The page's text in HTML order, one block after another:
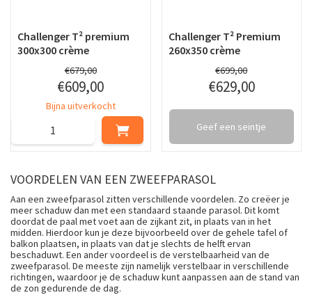
Challenger T² premium
300x300 crème
€679,00
€609,00
Bijna uitverkocht
Challenger T² Premium
260x350 crème
€699,00
€629,00
Geef een seintje
VOORDELEN VAN EEN ZWEEFPARASOL
Aan een zweefparasol zitten verschillende voordelen. Zo creëer je
meer schaduw dan met een standaard staande parasol. Dit komt
doordat de paal met voet aan de zijkant zit, in plaats van in het
midden. Hierdoor kun je deze bijvoorbeeld over de gehele tafel of
balkon plaatsen, in plaats van dat je slechts de helft ervan
beschaduwt. Een ander voordeel is de verstelbaarheid van de
zweefparasol. De meeste zijn namelijk verstelbaar in verschillende
richtingen, waardoor je de schaduw kunt aanpassen aan de stand van
de zon gedurende de dag.